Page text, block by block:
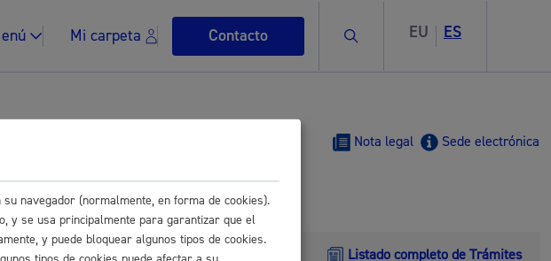
Mi carpeta Contacto Buscar EU ES
Impuestos y multas
Sede electrónica
Nota legal
Buscar Listado completo de Trámites
navegador (normalmente, en forma de cookies).
y se usa principalmente para garantizar que el
y puede bloquear algunos tipos de cookies.